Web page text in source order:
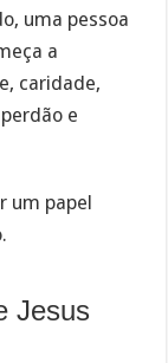
uma pessoa
a
caridade,
e
um papel
Jesus